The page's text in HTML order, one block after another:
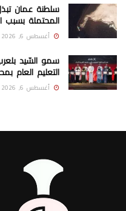
سلطنة عمان
المحتملة بسبب
أغسطس 6, 2026
سمو السّيد
التعليم العام
أغسطس 6, 2026